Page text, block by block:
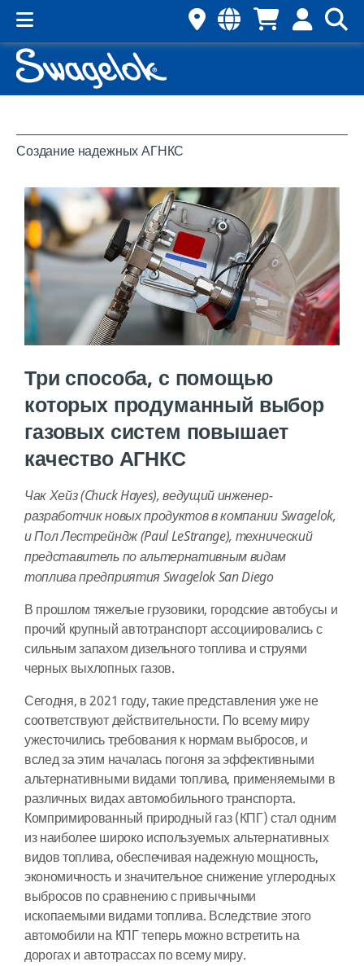
Создание надежных АГНКС
Три способа, с помощью
которых продуманный выбор
газовых систем повышает
качество АГНКС
Чак Хейз (Chuck Hayes), ведущий инженер-
разработчик новых продуктов в компании Swagelok,
и Пол Лестрейндж (Paul LeStrange), технический
представитель по альтернативным видам
топлива предприятия Swagelok San Diego
В прошлом тяжелые грузовики, городские автобусы и
прочий крупный автотранспорт ассоциировались с
сильным запахом дизельного топлива и струями
черных выхлопных газов.
Сегодня, в 2021 году, такие представления уже не
соответствуют действительности. По всему миру
ужесточились требования к нормам выбросов, и
вслед за этим началась погоня за эффективными
альтернативными видами топлива, применяемыми в
различных видах автомобильного транспорта.
Компримированный природный газ (КПГ) стал одним
из наиболее широко используемых альтернативных
видов топлива, обеспечивая надежную мощность,
экономичность и значительное снижение углеродных
выбросов по сравнению с привычными
ископаемыми видами топлива. Вследствие этого
автомобили на КПГ теперь можно встретить на
дорогах и автотрассах по всему миру.